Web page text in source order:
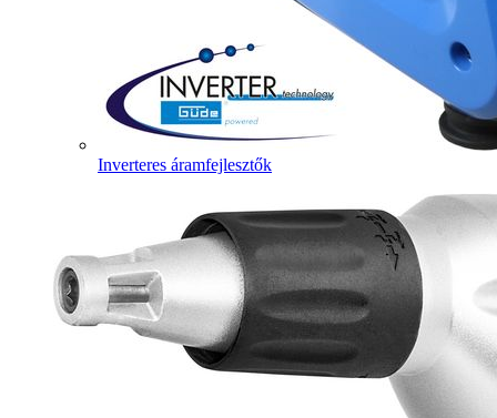
Inverteres áramfejlesztők